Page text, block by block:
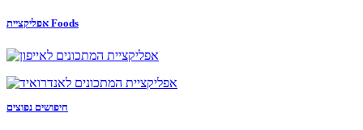
אפליקציית Foods
חיפושים נפוצים